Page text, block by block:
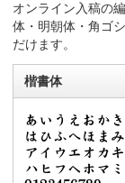
オンライン入稿の
体・明朝体・角ゴ
だけます。
楷書体